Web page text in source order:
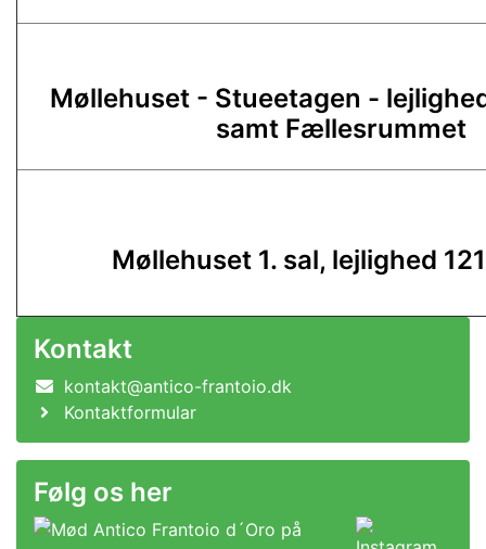
Møllehuset - Stueetagen -
samt Fællesrummet
Møllehuset 1. sal, lejlighed
Kontakt
kontakt@antico-frantoio.dk
Kontaktformular
Følg os her